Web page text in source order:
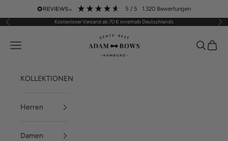
Zum Inhalt springen 5 / 5 1.320 Bewertungen
Zurück Kostenloser Versand ab 70 € innerhalb Deutschlands Vor
ADAM BOWS
Menü Suchen
KOLLEKTIONEN
Herren
Damen